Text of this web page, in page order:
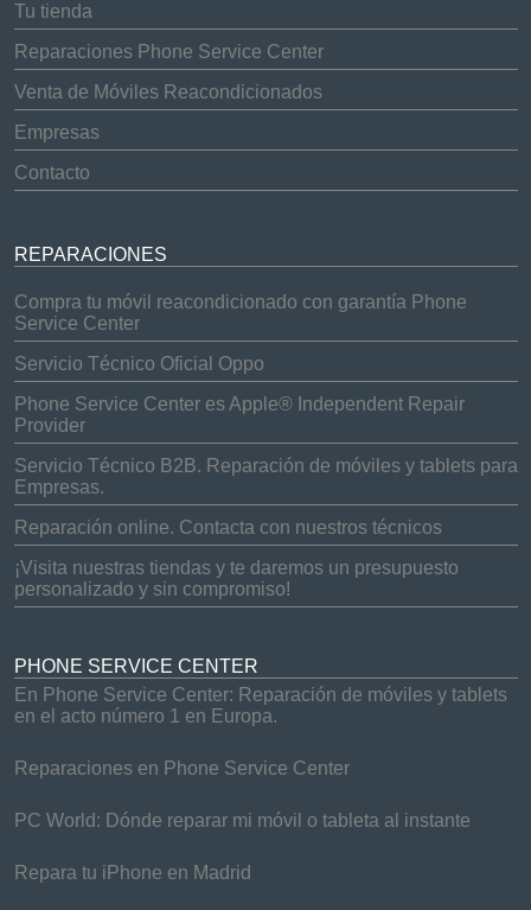
Tu tienda
Reparaciones Phone Service Center
Venta de Móviles Reacondicionados
Empresas
Contacto
REPARACIONES
Compra tu móvil reacondicionado con garantía Phone
Service Center
Servicio Técnico Oficial Oppo
Phone Service Center es Apple® Independent Repair
Provider
Servicio Técnico B2B. Reparación de móviles y tablets para
Empresas.
Reparación online. Contacta con nuestros técnicos
¡Visita nuestras tiendas y te daremos un presupuesto
personalizado y sin compromiso!
PHONE SERVICE CENTER
En Phone Service Center: Reparación de móviles y tablets
en el acto número 1 en Europa.
Reparaciones en Phone Service Center
PC World: Dónde reparar mi móvil o tableta al instante
Repara tu iPhone en Madrid